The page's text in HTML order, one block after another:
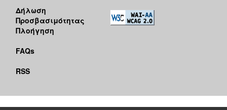
Δήλωση
Προσβασιμότητας
Πλοήγηση
FAQs
RSS